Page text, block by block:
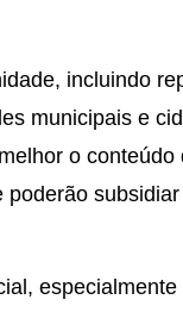
incluindo
municipais e
o